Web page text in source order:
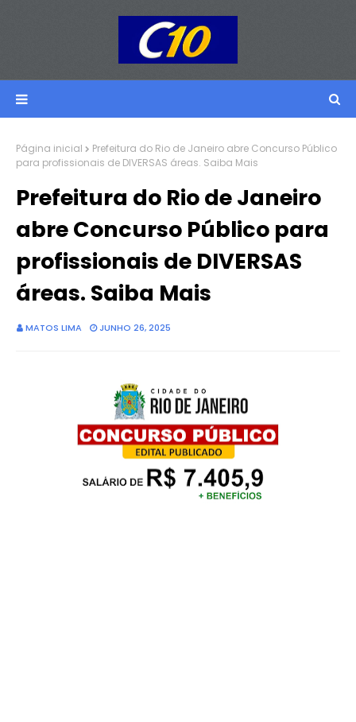
Página inicial
Prefeitura do Rio de Janeiro abre Concurso Público
para profissionais de DIVERSAS áreas. Saiba Mais
Prefeitura do Rio de Janeiro
abre Concurso Público para
profissionais de DIVERSAS
áreas. Saiba Mais
MATOS LIMA JUNHO 26, 2025